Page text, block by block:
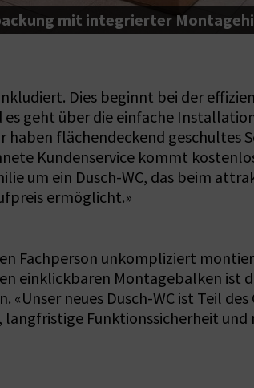
mit integrierter
Dies beginnt bei der
geht über die einfache
flächendeckend geschultes
Kundenservice kommt
um ein Dusch-WC, das beim
ermöglicht.»
Fachperson unkompliziert
einklickbaren Montagebalken ist
neues Dusch-WC ist Teil
Funktionssicherheit